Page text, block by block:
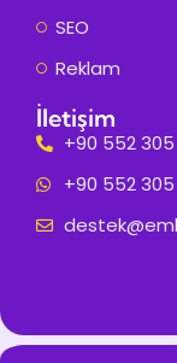
SEO
Reklam
İletişim
+90 552
+90 552